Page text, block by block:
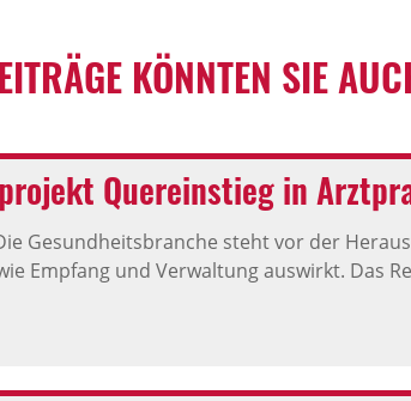
KÖNNTEN SIE
Quereinstieg in
Gesundheitsbranche steht vor der
Empfang und Verwaltung auswirkt. Das